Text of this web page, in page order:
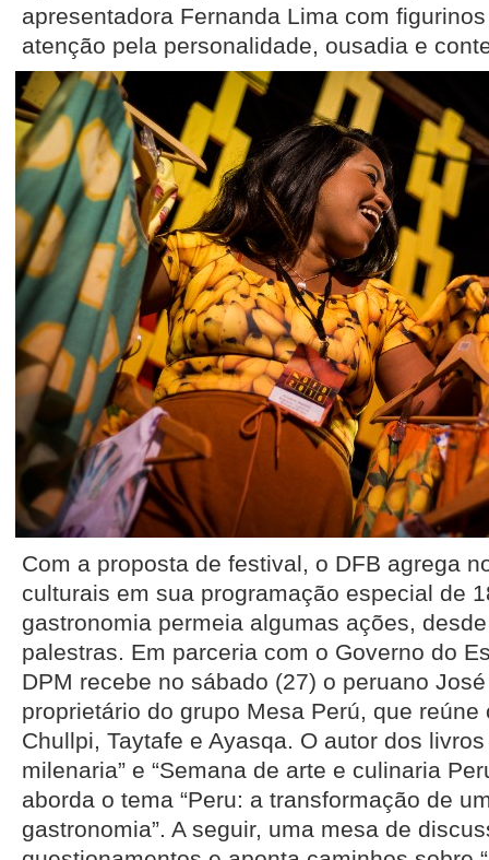
apresentadora Fernanda Lima com
atenção pela personalidade, ousadia e
Com a proposta de festival, o DFB agrega
culturais em sua programação especial de
gastronomia permeia algumas ações,
palestras. Em parceria com o Governo do
DPM recebe no sábado (27) o peruano
proprietário do grupo Mesa Perú, que reúne
Chullpi, Taytafe e Ayasqa. O autor dos
milenaria” e “Semana de arte e culinaria
aborda o tema “Peru: a transformação de
gastronomia”. A seguir, uma mesa de